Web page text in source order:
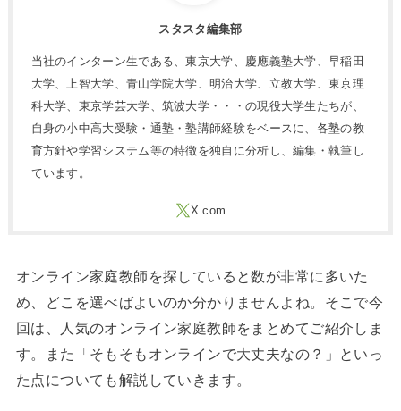
スタスタ編集部
当社のインターン生である、東京大学、慶應義塾大学、早稲田
大学、上智大学、青山学院大学、明治大学、立教大学、東京理
科大学、東京学芸大学、筑波大学・・・の現役大学生たちが、
自身の小中高大受験・通塾・塾講師経験をベースに、各塾の教
育方針や学習システム等の特徴を独自に分析し、編集・執筆し
ています。
オンライン家庭教師を探していると数が非常に多いた
め、どこを選べばよいのか分かりませんよね。そこで今
回は、人気のオンライン家庭教師をまとめてご紹介しま
す。また「そもそもオンラインで大丈夫なの？」といっ
た点についても解説していきます。